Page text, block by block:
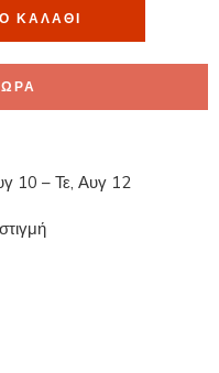
ΚΑΛΆΘΙ
10 – Τε, Αυγ 12